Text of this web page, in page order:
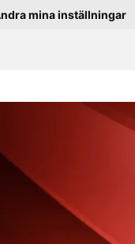
mina inställningar